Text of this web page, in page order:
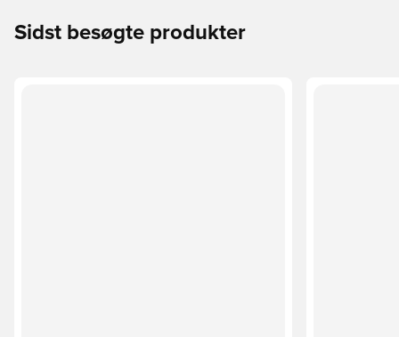
Sidst besøgte produkter